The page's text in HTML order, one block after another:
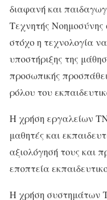
διαφανή και
Τεχνητής Νοημοσύνης
στόχο η τεχνολογία
υποστήριξης της
προσωπικής
ρόλου του
Η χρήση εργαλείων
μαθητές και
αξιολόγησή τους και
εποπτεία
Η χρήση συστημάτων